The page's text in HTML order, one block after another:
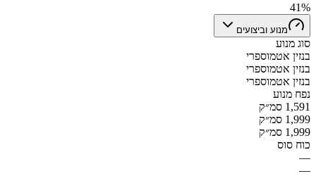
41%
מנוע וביצועים
סוג מנוע
בנזין אטמוספרי
בנזין אטמוספרי
בנזין אטמוספרי
נפח מנוע
1,591 סמ״ק
1,999 סמ״ק
1,999 סמ״ק
כוח סוס
—
—